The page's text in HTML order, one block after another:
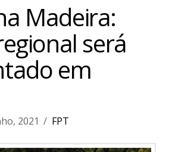
Madeira:
será
em
2021 FPT